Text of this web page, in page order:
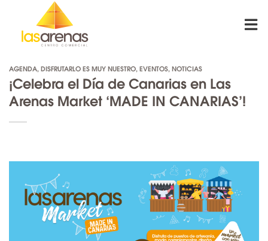
content
AGENDA, DISFRUTARLO ES MUY NUESTRO, EVENTOS, NOTICIAS
¡Celebra el Día de Canarias en Las
Arenas Market ‘MADE IN CANARIAS’!